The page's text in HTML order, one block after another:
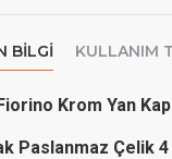
BILGI KULLANIM
Krom Yan
Paslanmaz Çelik